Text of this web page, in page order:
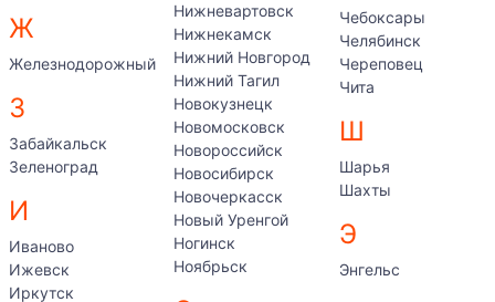
Ж
Железнодорожный
З
Забайкальск
Зеленоград
И
Иваново
Ижевск
Иркутск
Нижневартовск
Нижнекамск
Нижний Новгород
Нижний Тагил
Новокузнецк
Новомосковск
Новороссийск
Новосибирск
Новочеркасск
Новый Уренгой
Ногинск
Ноябрьск
Чебоксары
Челябинск
Череповец
Чита
Ш
Шарья
Шахты
Э
Энгельс